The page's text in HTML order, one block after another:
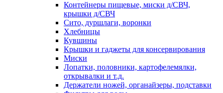
Контейнеры пищевые, миски д/СВЧ,
крышки д/СВЧ
Сито, дуршлаги, воронки
Хлебницы
Кувшины
Крышки и гаджеты для консервирования
Миски
Лопатки, половники, картофелемялки,
открывалки и т.д.
Держатели ножей, органайзеры, подставки